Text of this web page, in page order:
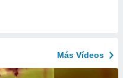
Más Vídeos